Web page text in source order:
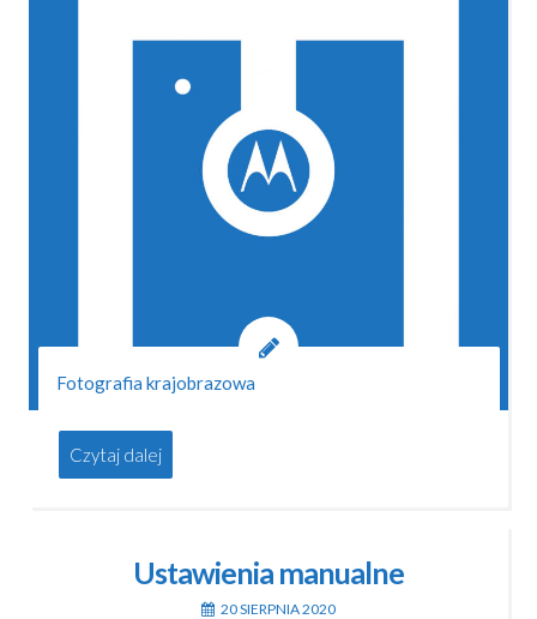
Fotografia krajobrazowa
Czytaj dalej
Ustawienia manualne
20 SIERPNIA 2020